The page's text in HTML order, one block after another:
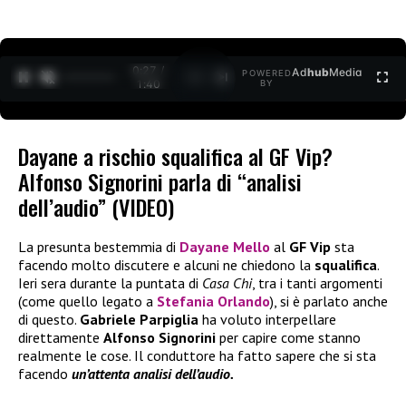
0:27 /
1:40
POWERED
BY
AdhubMedia
Dayane a rischio squalifica al GF Vip?
Alfonso Signorini parla di “analisi
dell’audio” (VIDEO)
La presunta bestemmia di Dayane Mello al GF Vip sta
facendo molto discutere e alcuni ne chiedono la squalifica.
Ieri sera durante la puntata di Casa Chi, tra i tanti argomenti
(come quello legato a Stefania Orlando), si è parlato anche
di questo. Gabriele Parpiglia ha voluto interpellare
direttamente Alfonso Signorini per capire come stanno
realmente le cose. Il conduttore ha fatto sapere che si sta
facendo un’attenta analisi dell’audio.